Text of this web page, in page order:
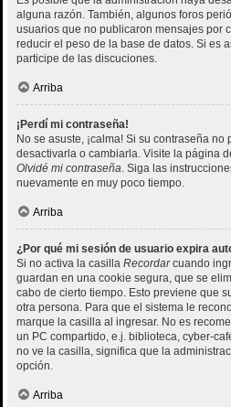
alguna razón. También, algunos foros
usuarios que no publicaron mensajes por
reducir el peso de la base de datos. Si es
participe de las discuciones.
Arriba
¡Perdí mi contraseña!
No se asuste, ¡calma! Si su contraseña
desactivarla o cambiarla. Visite la página
Olvidé mi contraseña. Siga las
nuevamente en muy poco tiempo.
Arriba
¿Por qué mi sesión de usuario expira
Si no activa la casilla Recordarcuando
guardan en una cookie segura, que se
cabo de cierto tiempo. Esto previene que
otra persona. Para que el sistema le
marque la casilla al ingresar. No es
un PC compartido, e.j. biblioteca, cyber-
no ve la casilla, significa que la
opción.
Arriba